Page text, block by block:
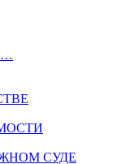
СУДЕ